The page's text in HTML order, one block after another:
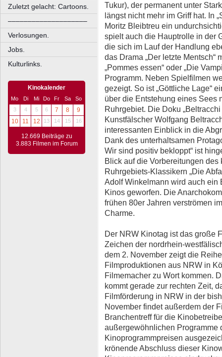
Zuletzt gelacht: Cartoons.
––––––––––––––––––––
Verlosungen.
Jobs.
Kulturlinks.
Kinokalender
Mo Di Mi Do Fr Sa
So
3
4 5 6 7 8
9
10
11 12 13 14 15 16
12.669 Beiträge zu
3.883 Filmen im Forum
Tukur), der permanent unter
längst nicht mehr im Griff hat. In
Moritz Bleibtreu ein
spielt auch die Hauptrolle in der
die sich im Lauf der Handlung
das Drama „Der letzte Mentsch“
„Pommes essen“ oder „Die
Programm. Neben Spielfilmen
gezeigt. So ist „Göttliche Lage“
über die Entstehung eines Sees
Ruhrgebiet. Die Doku
Kunstfälscher Wolfgang
interessanten Einblick in die
Dank des unterhaltsamen
Wir sind positiv bekloppt“ ist
Blick auf die Vorbereitungen
Ruhrgebiets-Klassikern „Die
Adolf Winkelmann wird auch ein
Kinos geworfen. Die
frühen 80er Jahren verströmen
Charme.
Der NRW Kinotag ist das große
Zeichen der nordrhein-
dem 2. November zeigt die
Filmproduktionen aus NRW in
Filmemacher zu Wort kommen.
kommt gerade zur rechten Zeit,
Filmförderung in NRW in der
November findet außerdem der
Branchentreff für die
außergewöhnlichen Programme
Kinoprogrammpreisen
krönende Abschluss dieser